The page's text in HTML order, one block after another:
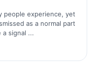
people experience, yet
as a normal part
signal ...